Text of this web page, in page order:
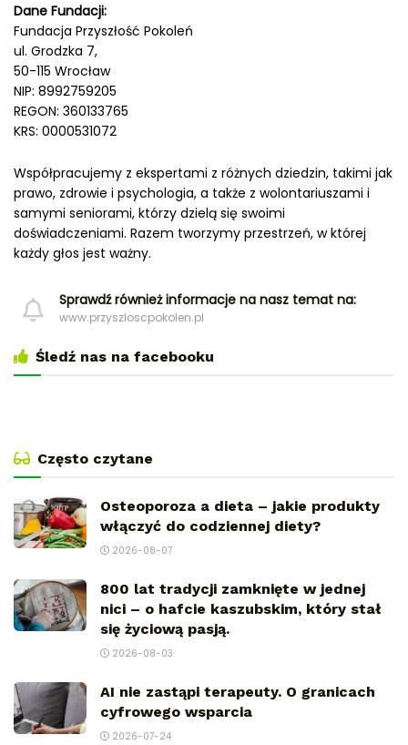
Dane Fundacji:
Fundacja Przyszłość Pokoleń
ul. Grodzka 7,
50-115 Wrocław
NIP: 8992759205
REGON: 360133765
KRS: 0000531072
Współpracujemy z ekspertami z różnych dziedzin, takimi jak
prawo, zdrowie i psychologia, a także z wolontariuszami i
samymi seniorami, którzy dzielą się swoimi
doświadczeniami. Razem tworzymy przestrzeń, w której
każdy głos jest ważny.
Sprawdź również informacje na nasz temat na:
www.przyszloscpokolen.pl
Śledź nas na facebooku
Często czytane
Osteoporoza a dieta – jakie produkty
włączyć do codziennej diety?
2026-08-07
800 lat tradycji zamknięte w jednej
nici – o hafcie kaszubskim, który stał
się życiową pasją.
2026-08-03
AI nie zastąpi terapeuty. O granicach
cyfrowego wsparcia
2026-07-24